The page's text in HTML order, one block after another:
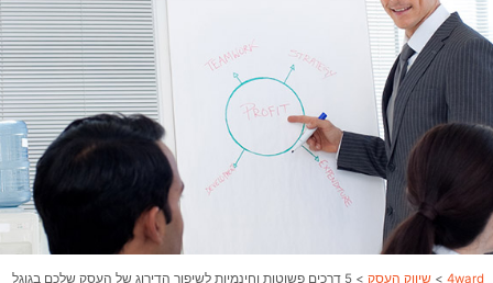
4ward
> שיווק העסק > 5 דרכים פשוטות וחינמיות לשיפור הדירוג של העסק שלכם בגוגל